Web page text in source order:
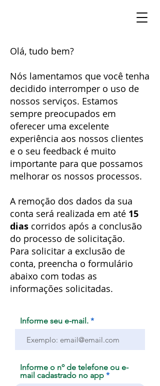
Olá, tudo bem?
Nós lamentamos que você tenha
decidido interromper o uso de
nossos serviços. Estamos
sempre preocupados em
oferecer uma excelente
experiência aos nossos clientes
e o seu feedback é muito
importante para que possamos
melhorar os nossos processos.
A remoção dos dados da sua
conta será realizada em até 15
dias corridos após a conclusão
do processo de solicitação.
Para solicitar a exclusão de
conta, preencha o formulário
abaixo com todas as
informações solicitadas.
Informe seu e-mail.
Informe o nº de telefone ou e-
mail cadastrado no app